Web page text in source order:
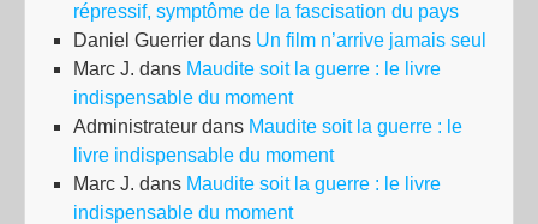
répressif, symptôme de la fascisation du pays
Daniel Guerrier dans Un film n’arrive jamais seul
Marc J. dans Maudite soit la guerre : le livre
indispensable du moment
Administrateur dans Maudite soit la guerre : le
livre indispensable du moment
Marc J. dans Maudite soit la guerre : le livre
indispensable du moment